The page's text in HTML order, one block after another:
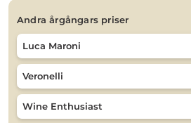
andra årgångars priser
Luca Maroni
Veronelli
Wine Enthusiast